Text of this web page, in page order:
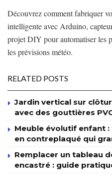
Découvrez comment fabriquer
intelligente avec Arduino,
projet DIY pour automatiser les
les prévisions météo.
RELATED POSTS
Jardin vertical sur
avec des gouttières
Meuble évolutif enfant
en contreplaqué qui
Remplacer un tableau
encastré : guide